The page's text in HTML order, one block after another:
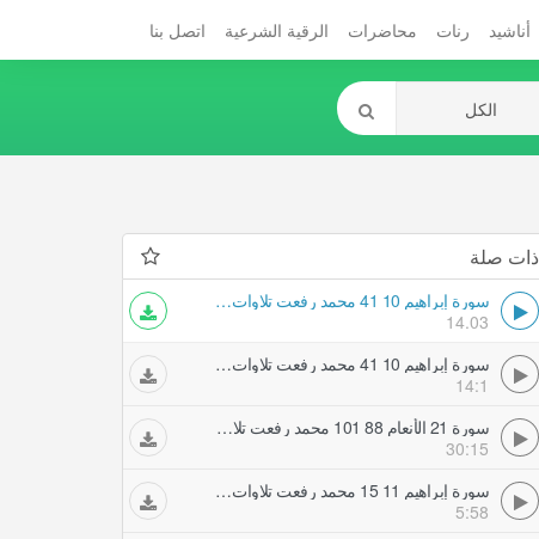
أناشيد رنات محاضرات الرقية الشرعية اتصل بنا
ذات صلة
سورة إبراهيم 10 41 محمد رفعت تلاوات مجودة
14.03
سورة إبراهيم 10 41 محمد رفعت تلاوات مجودة
14:1
سورة 21 الأنعام 88 101 محمد رفعت تلاوات مجودة
30:15
سورة إبراهيم 11 15 محمد رفعت تلاوات مجودة
5:58